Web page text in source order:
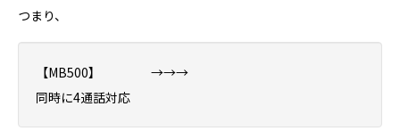
つまり、
【MB500】 →→→
同時に4通話対応